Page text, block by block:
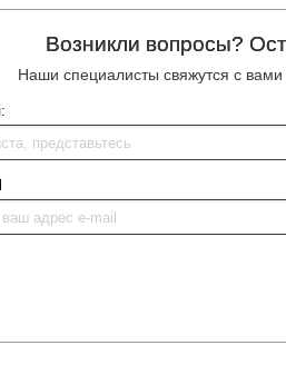
Возникли вопросы?
Наши специалисты свяжутся с